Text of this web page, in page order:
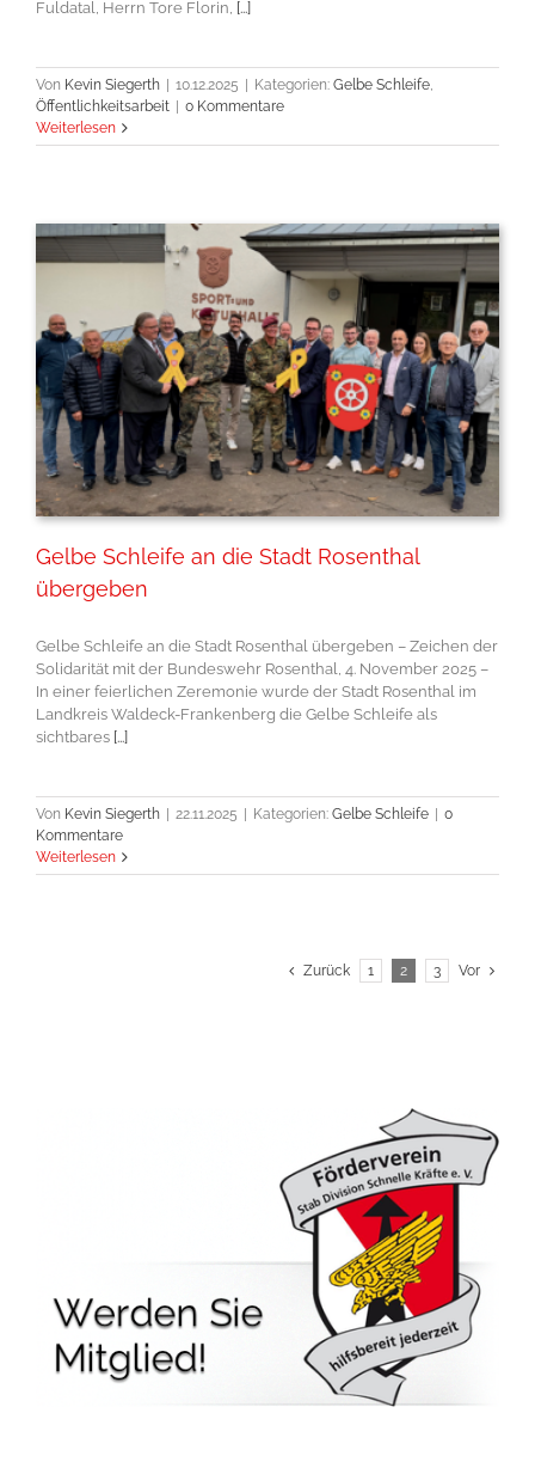
Fuldatal, Herrn Tore Florin, [...]
Von Kevin Siegerth 10.12.2025 Kategorien: Gelbe Schleife,
Öffentlichkeitsarbeit
0 Kommentare
Weiterlesen
Gelbe Schleife an die Stadt Rosenthal
übergeben
Gelbe Schleife an die Stadt Rosenthal übergeben – Zeichen der
Solidarität mit der Bundeswehr Rosenthal, 4. November 2025 –
In einer feierlichen Zeremonie wurde der Stadt Rosenthal im
Landkreis Waldeck-Frankenberg die Gelbe Schleife als
sichtbares [...]
Von Kevin Siegerth 22.11.2025 Kategorien: Gelbe Schleife
0
Kommentare
Weiterlesen
Zurück 1 2 3 Vor